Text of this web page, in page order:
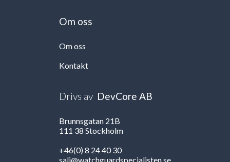
Om oss
Om oss
Kontakt
Drivs av DevCore AB
Brunnsgatan 21B
111 38 Stockholm
+46(0) 8 24 40 30
salj@watchguardspecialisten.se